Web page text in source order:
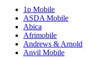
1p Mobile
ASDA Mobile
Abica
Afrimobile
Andrews & Arnold
Anvil Mobile